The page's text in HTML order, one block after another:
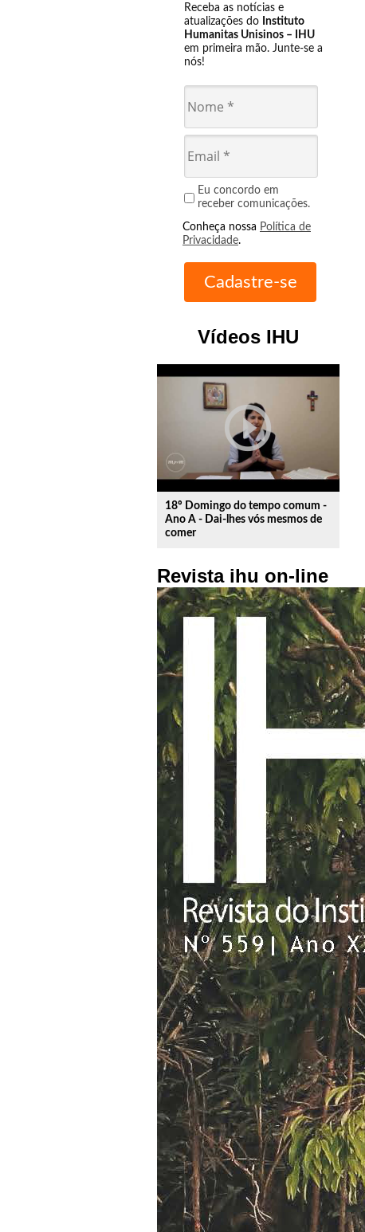
Receba as notícias e
atualizações do Instituto
Humanitas Unisinos – IHU
em primeira mão. Junte-se a
nós!
Eu concordo em
receber comunicações.
Conheça nossa Política de
Privacidade.
Vídeos IHU
play_circle_outline
18º Domingo do tempo comum -
Ano A - Dai-lhes vós mesmos de
comer
Revista ihu on-line